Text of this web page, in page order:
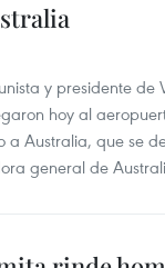
y presidente de
hoy al
a Australia, que se
general de